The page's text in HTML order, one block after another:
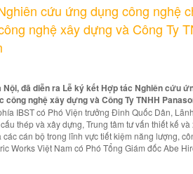
cứu ứng dụng công nghệ
nghệ xây dựng và Công Ty
Nội, đã diễn ra Lễ ký kết Hợp tác Nghiên cứu
công nghệ xây dựng và Công Ty TNHH
IBST có Phó Viện trưởng Đinh Quốc Dân,
thép và xây dựng, Trung tâm tư vấn thiết kế
các cán bộ trong lĩnh vực tiết kiệm năng lượng,
Works Việt Nam có Phó Tổng Giám đốc Abe